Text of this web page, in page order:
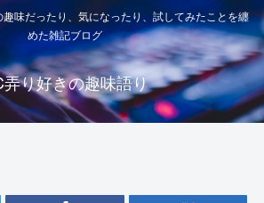
味だったり、気になったり、試してみたことを纏
めた雑記ブログ
り好きの趣味語り